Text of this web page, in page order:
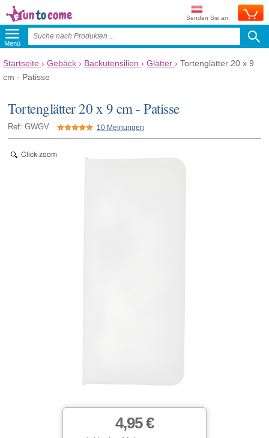
Senden Sie an:
Menü
Startseite › Gebäck › Backutensilien › Glätter › Tortenglätter 20 x 9
cm - Patisse
Tortenglätter 20 x 9 cm - Patisse
Ref: GWGV 10 Meinungen
Click zoom
4,95 €